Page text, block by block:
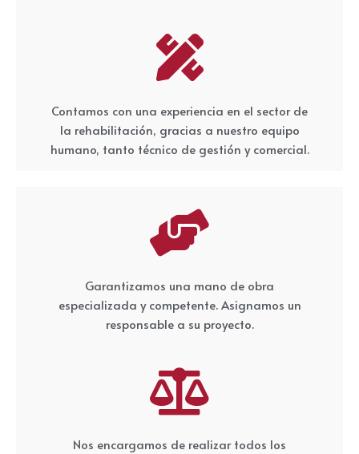
Contamos con una experiencia en el sector de
la rehabilitación, gracias a nuestro equipo
humano, tanto técnico de gestión y comercial.
Garantizamos una mano de obra
especializada y competente. Asignamos un
responsable a su proyecto.
Nos encargamos de realizar todos los